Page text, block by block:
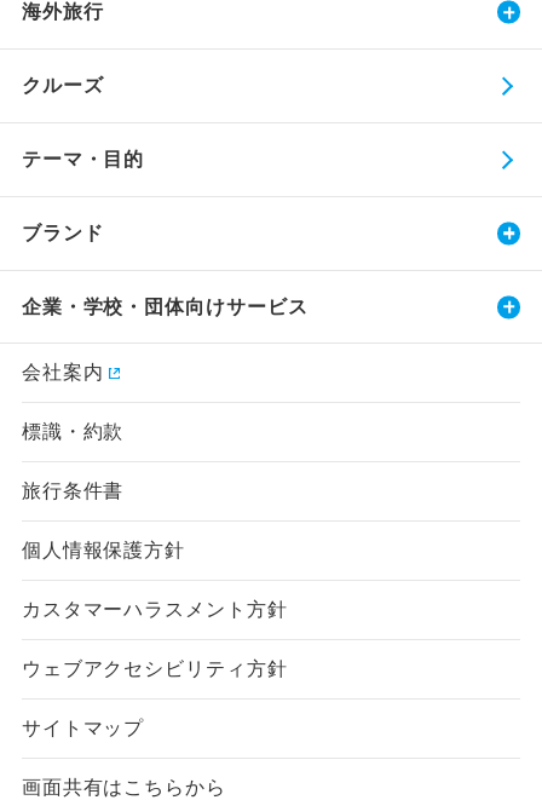
海外旅行
クルーズ
テーマ・目的
ブランド
企業・学校・団体向けサービス
会社案内
標識・約款
旅行条件書
個人情報保護方針
カスタマーハラスメント方針
ウェブアクセシビリティ方針
サイトマップ
画面共有はこちらから